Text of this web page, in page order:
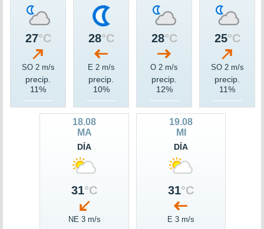
27°C
SO 2 m/s
precip.
11%
28°C
E 2 m/s
precip.
10%
28°C
O 2 m/s
precip.
12%
25°C
SO 2 m/s
precip.
11%
18.08
MA
DÍA
31°C
NE 3 m/s
19.08
MI
DÍA
31°C
E 3 m/s